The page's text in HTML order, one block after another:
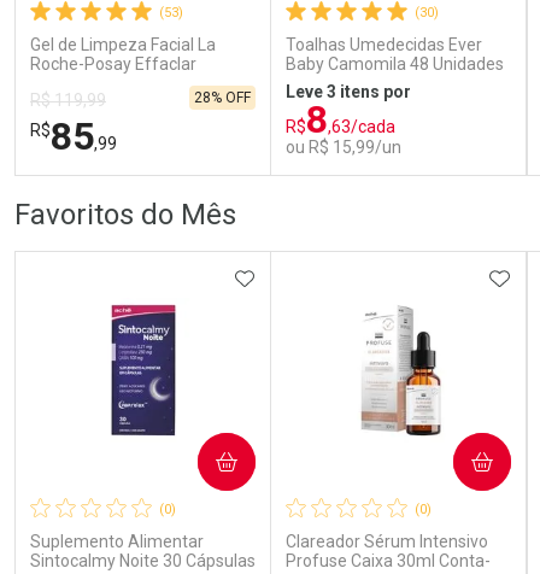
Comprar sem Desconto
Por R$ 52,62/cada
Comprar sem Desconto
Por R$ 52,62/cada
Comprar sem Desconto
Por R$ 28,40/cada
Comprar sem Desconto
Por R$ 28,40/cada
(53)
Gel de Limpeza Facial La
Roche-Posay Effaclar
R$ 119,99
R$85,99
28% OFF
Comprar sem Desconto
Por R$ 85,99/cada
Por Menos
Comprar sem Desconto
Por R$ 85,99/cada
(30)
Toalhas Umedecidas Ever
Baby Camomila 48 Unidades
Leve 3 itens por
R$8,63/cada
ou R$ 15,99/un
Comprar sem Desconto
Por R$ 15,99/cada
Por Menos
Comprar sem Desconto
Por R$ 15,99/cada
Favoritos do Mês
(0)
Suplemento Alimentar
Sintocalmy Noite 30 Cápsulas
ADICIONAR AOS FAVORITOS
COMPRAR
(0)
Clareador Sérum Intensivo
Profuse Caixa 30ml Conta-
COMPRAR